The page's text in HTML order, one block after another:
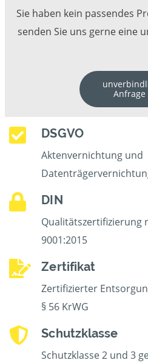
Sie haben kein passendes
senden Sie uns gerne eine
Anfrage
DSGVO
Aktenvernichtung und
DIN
Qualitätszertifizierung
9001:2015
Zertifikat
Zertifizierter
§ 56 KrWG
Schutzklasse
Schutzklasse 2 und 3